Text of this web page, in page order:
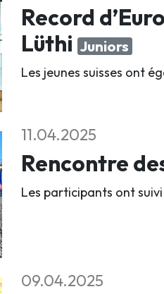
Record
Lüthi Juniors
Les jeunes suisses ont
11.04.2025
Rencontre
Les participants ont
09.04.2025